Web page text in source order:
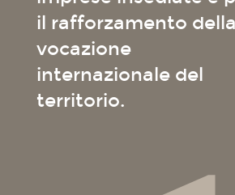
wszystkie
życia, nawet
rozrywki
miejsce w
centrum Karnia.
online oferują
il rafforzamento della
vocazione
internazionale del
territorio.